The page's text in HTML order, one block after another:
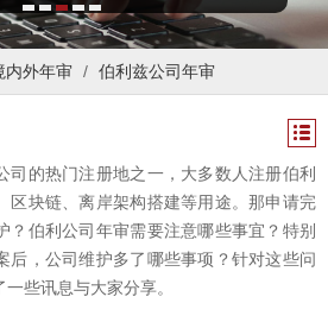
内外年审 / 伯利兹公司年审
司的热门注册地之一，大多数人注册伯利
区块链、离岸架构搭建等用途。那申请完
？伯利公司年审需要注意哪些事宜？特别
后，公司维护多了哪些事项？针对这些问
些讯息与大家分享。